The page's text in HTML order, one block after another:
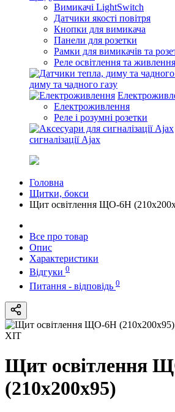
Вимикачі LightSwitch
Датчики якості повітря
Кнопки для вимикача
Панели для розетки
Рамки для вимикачів та
Реле освітлення та живлення
диму та чадного газу
Електроживлення
Реле і розумні розетки
сигналізації Ajax
Головна
Щитки, бокси
Щит освітлення ЩО-6Н
Все про товар
Опис
Характеристики
Відгуки 0
Питання - відповідь 0
ХІТ
Щит освітлення
(210х200х95)